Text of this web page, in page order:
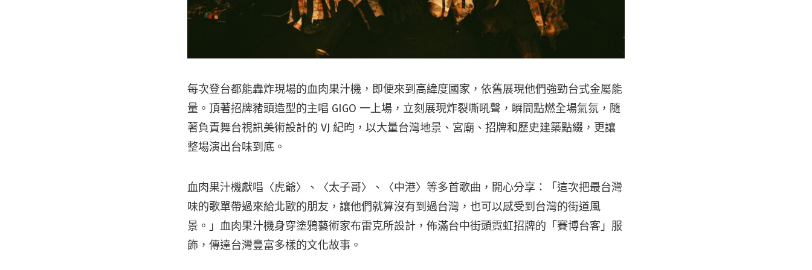
每次登台都能轟炸現場的血肉果汁機，即便來到高緯度國家，依舊展現他們強勁台式金屬能
量。頂著招牌豬頭造型的主唱 GIGO 一上場，立刻展現炸裂嘶吼聲，瞬間點燃全場氣氛，隨
著負責舞台視訊美術設計的 VJ 紀昀，以大量台灣地景、宮廟、招牌和歷史建築點綴，更讓
整場演出台味到底。
血肉果汁機獻唱〈虎爺〉、〈太子哥〉、〈中港〉等多首歌曲，開心分享：「這次把最台灣
味的歌單帶過來給北歐的朋友，讓他們就算沒有到過台灣，也可以感受到台灣的街道風
景。」血肉果汁機身穿塗鴉藝術家布雷克所設計，佈滿台中街頭霓虹招牌的「賽博台客」服
飾，傳達台灣豐富多樣的文化故事。